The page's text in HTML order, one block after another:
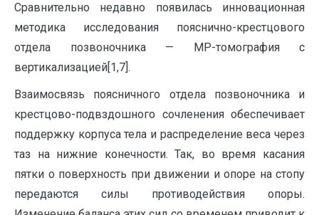
Сравнительно недавно появилась инновационная
методика исследования пояснично-крестцового
отдела позвоночника — МР-томография с
вертикализацией[1,7].
Взаимосвязь поясничного отдела позвоночника и
крестцово-подвздошного сочленения обеспечивает
поддержку корпуса тела и распределение веса через
таз на нижние конечности. Так, во время касания
пятки о поверхность при движении и опоре на стопу
передаются силы противодействия опоры.